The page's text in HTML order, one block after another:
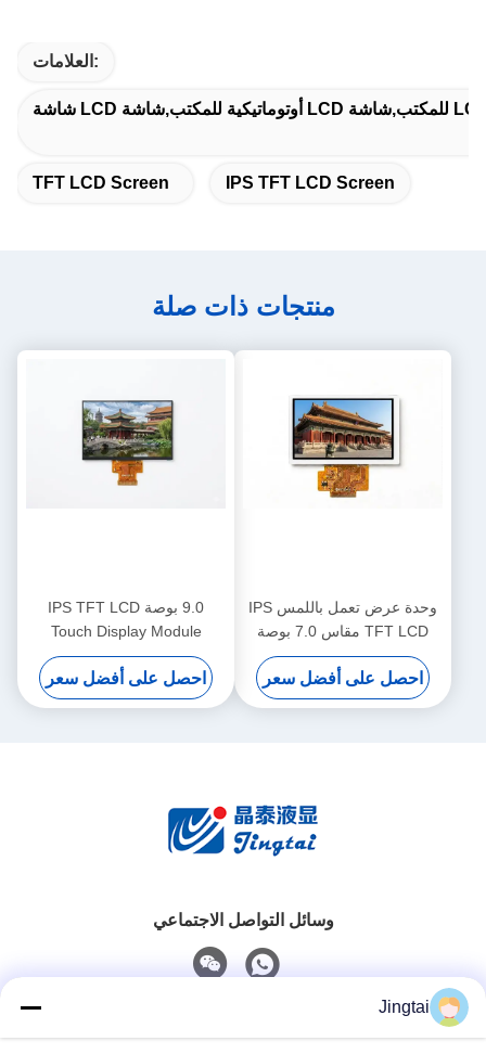
العلامات:
TFT LCD Screen IPS TFT LCD Screen
منتجات ذات صلة
وحدة عرض تعمل باللمس IPS
TFT LCD مقاس 7.0 بوصة
لأنظمة أتمتة المكاتب المدمجة
احصل على أفضل سعر
9.0 بوصة IPS TFT LCD
Touch Display Module
1280x720 LVDS لمعدات
المكتب
احصل على أفضل سعر
وسائل التواصل الاجتماعي
Jingtai